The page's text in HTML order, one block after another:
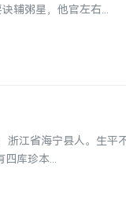
辅粥星，他官左右...
江省海宁县人。生平
库珍本...